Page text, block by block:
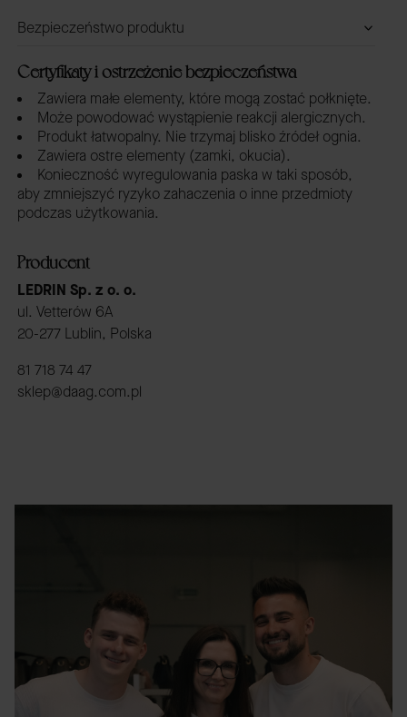
Bezpieczeństwo produktu
Certyfikaty i ostrzeżenie bezpieczeństwa
Zawiera małe elementy, które mogą zostać połknięte.
Może powodować wystąpienie reakcji alergicznych.
Produkt łatwopalny. Nie trzymaj blisko źródeł ognia.
Zawiera ostre elementy (zamki, okucia).
Konieczność wyregulowania paska w taki sposób,
aby zmniejszyć ryzyko zahaczenia o inne przedmioty
podczas użytkowania.
Producent
LEDRIN Sp. z o. o.
ul. Vetterów 6A
20-277 Lublin, Polska
81 718 74 47
sklep@daag.com.pl